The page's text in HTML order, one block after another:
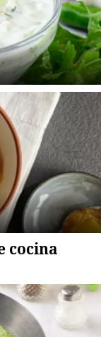
cocina